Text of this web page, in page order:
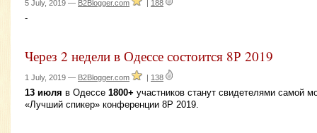
5 July, 2019 — B2Blogger.com 188
-
Через 2 недели в Одессе состоится 8Р 2019
1 July, 2019 — B2Blogger.com | 138
13 июля в Одессе 1800+ участников станут свидетелями самой
«Лучший спикер» конференции 8Р 2019.